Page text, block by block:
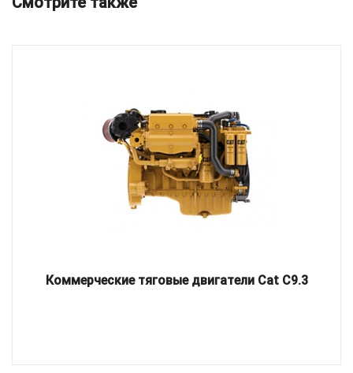
Коммерческие тяговые двигатели Cat C9.3